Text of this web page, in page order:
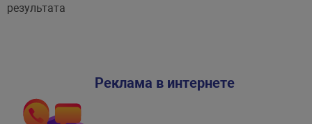
результата
Реклама в интернете